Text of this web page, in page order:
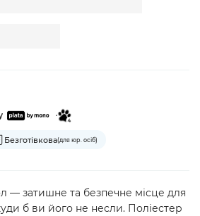
Безготівкова(для юр. осіб)
— затишне та безпечне місце для
б ви його не несли. Поліестер